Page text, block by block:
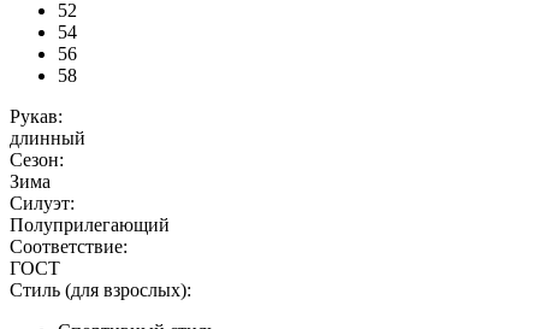
52
54
56
58
Рукав:
длинный
Сезон:
Зима
Силуэт:
Полуприлегающий
Соответствие:
ГОСТ
Стиль (для взрослых):